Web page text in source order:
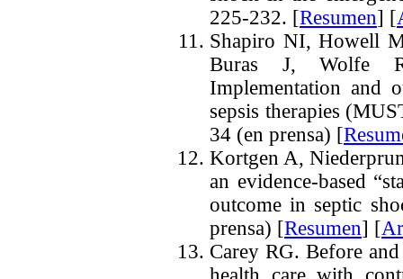
225-232. [Resumen] [
Shapiro NI, Howell
Buras J, Wolfe
Implementation and
sepsis therapies
34 (en prensa) [
Kortgen A,
an evidence-based
outcome in septic
prensa) [Resumen] [
Carey RG. Before